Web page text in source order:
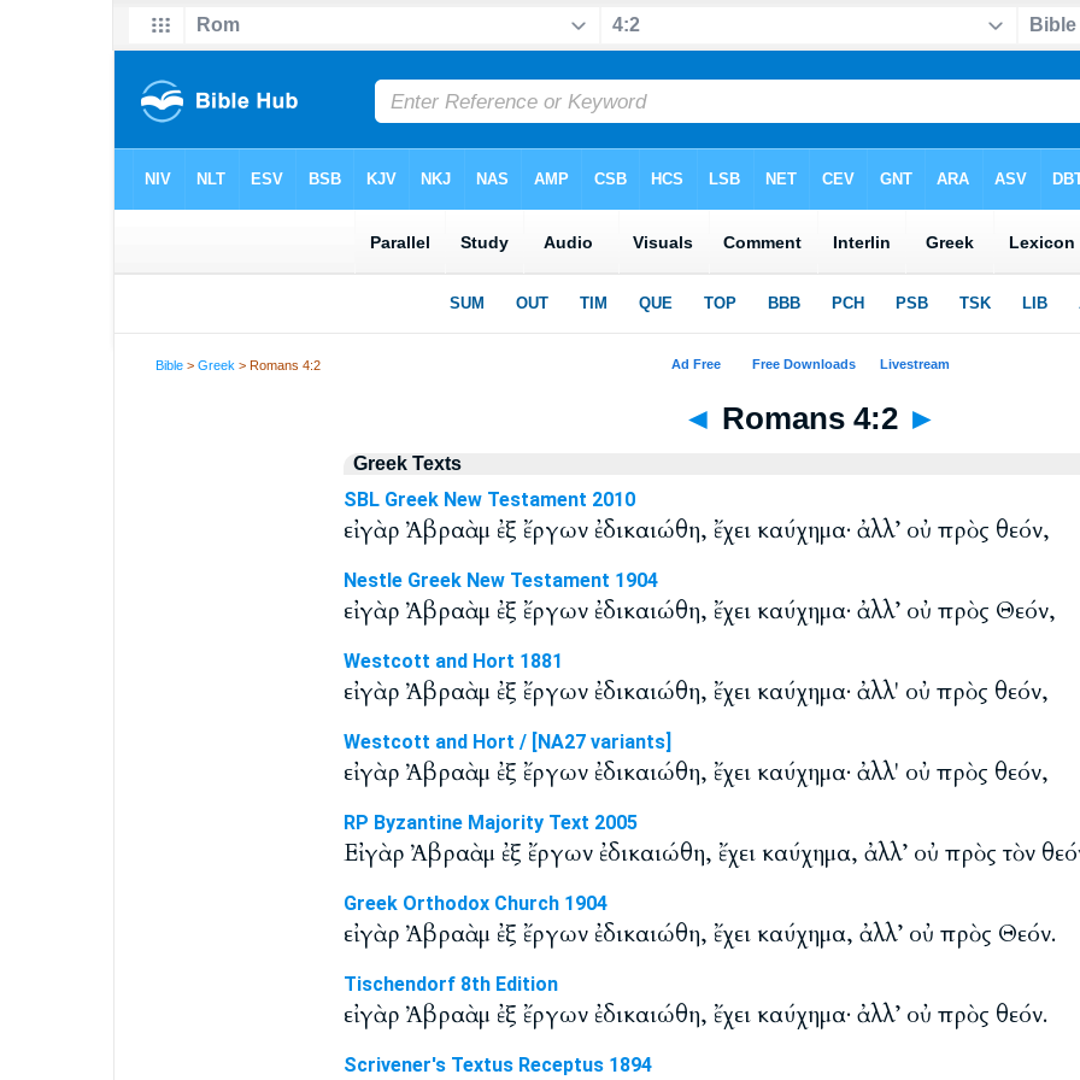
Bible >Greek > Romans 4:2
◄ Romans 4:2 ►
Greek Texts
SBL Greek New Testament 2010
εἰ γὰρ Ἀβραὰμ ἐξ ἔργων ἐδικαιώθη, ἔχει καύχημα· ἀλλ’ οὐ πρὸς θεόν,
Nestle Greek New Testament 1904
εἰ γὰρ Ἀβραὰμ ἐξ ἔργων ἐδικαιώθη, ἔχει καύχημα· ἀλλ’ οὐ πρὸς Θεόν,
Westcott and Hort 1881
εἰ γὰρ Ἀβραὰμ ἐξ ἔργων ἐδικαιώθη, ἔχει καύχημα· ἀλλ' οὐ πρὸς θεόν,
Westcott and Hort / [NA27 variants]
εἰ γὰρ Ἀβραὰμ ἐξ ἔργων ἐδικαιώθη, ἔχει καύχημα· ἀλλ' οὐ πρὸς θεόν,
RP Byzantine Majority Text 2005
Εἰ γὰρ Ἀβραὰμ ἐξ ἔργων ἐδικαιώθη, ἔχει καύχημα, ἀλλ’ οὐ πρὸς τὸν
Greek Orthodox Church 1904
εἰ γὰρ Ἀβραὰμ ἐξ ἔργων ἐδικαιώθη, ἔχει καύχημα, ἀλλ’ οὐ πρὸς Θεόν.
Tischendorf 8th Edition
εἰ γὰρ Ἀβραὰμ ἐξ ἔργων ἐδικαιώθη, ἔχει καύχημα· ἀλλ’ οὐ πρὸς θεόν.
Scrivener's Textus Receptus 1894